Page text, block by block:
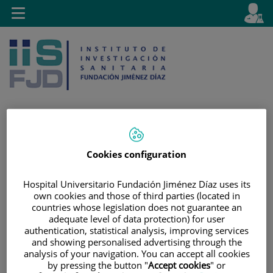
Jump to content
Active
en
Toggle
navigation
Cookies configuration
Hospital Universitario Fundación Jiménez Díaz uses its
own cookies and those of third parties (located in
countries whose legislation does not guarantee an
adequate level of data protection) for user
authentication, statistical analysis, improving services
and showing personalised advertising through the
analysis of your navigation. You can accept all cookies
by pressing the button "Accept cookies" or